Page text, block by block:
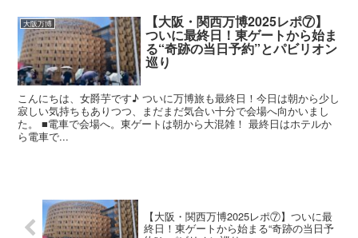
大阪万博 【大阪・関西万博2025レポ⑦】
ついに最終日！東ゲートから始ま
る“奇跡の当日予約”とパビリオン
巡り
こんにちは、女爵芋です♪ ついに万博旅も最終日！今日は朝から少し
寂しい気持ちもありつつ、まだまだ気合い十分で会場へ向かいまし
た。 ■電車で会場へ。東ゲートは朝から大混雑！ 最終日はホテルか
ら電車で...
【大阪・関西万博2025レポ⑦】ついに最
終日！東ゲートから始まる“奇跡の当日予